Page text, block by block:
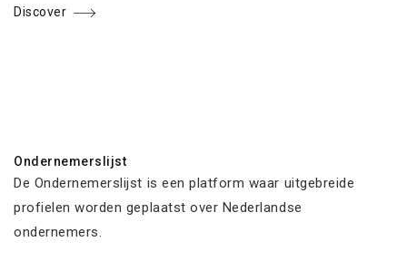
Discover
Ondernemerslijst
De Ondernemerslijst is een platform waar uitgebreide
profielen worden geplaatst over Nederlandse
ondernemers.